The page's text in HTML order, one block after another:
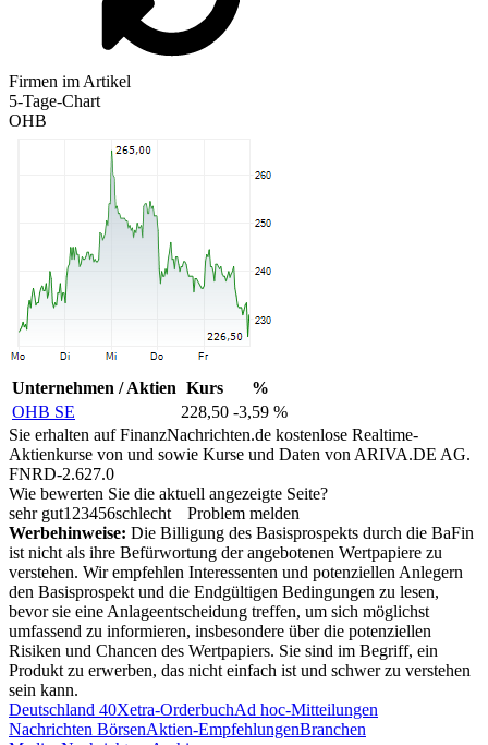
Firmen im Artikel
5-Tage-Chart
OHB
Unternehmen / Aktien Kurs
%
OHB SE
228,50 -3,59 %
Sie erhalten auf FinanzNachrichten.de kostenlose Realtime-
Aktienkurse von und sowie Kurse und Daten von ARIVA.DE AG.
FNRD-2.627.0
Wie bewerten Sie die aktuell angezeigte Seite?
sehr gut1 23456schlecht
Problem melden
Werbehinweise: Die Billigung des Basisprospekts durch die BaFin
ist nicht als ihre Befürwortung der angebotenen Wertpapiere zu
verstehen. Wir empfehlen Interessenten und potenziellen Anlegern
den Basisprospekt und die Endgültigen Bedingungen zu lesen,
bevor sie eine Anlageentscheidung treffen, um sich möglichst
umfassend zu informieren, insbesondere über die potenziellen
Risiken und Chancen des Wertpapiers. Sie sind im Begriff, ein
Produkt zu erwerben, das nicht einfach ist und schwer zu verstehen
sein kann.
Deutschland 40Xetra-OrderbuchAd hoc-Mitteilungen
Nachrichten BörsenAktien-EmpfehlungenBranchen